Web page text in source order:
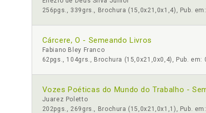
256pgs., 339grs., Brochura (15,0x21,0x1,4), Pub.
Cárcere, O - Semeando Livros
Fabiano Bley Franco
62pgs., 104grs., Brochura (15,0x21,0x0,4), Pub. em:
Vozes Poéticas do Mundo do Trabalho -
Juarez Poletto
202pgs., 269grs., Brochura (15,0x21,0x1,1), Pub.